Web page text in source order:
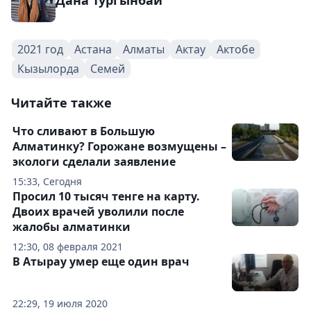
2021 год Астана Алматы Актау
Актобе
Кызылорда
Семей
Читайте также
15:33, Сегодня
Что сливают в Большую
Алматинку? Горожане возмущены –
экологи сделали заявление
12:30, 08 февраля 2021
Просил 10 тысяч тенге на карту.
Двоих врачей уволили после
жалобы алматинки
22:29, 19 июля 2020
В Атырау умер еще один врач